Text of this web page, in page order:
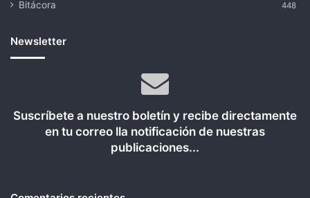
Bitácora 448
Newsletter
Suscríbete a nuestro boletín y recibe directamente
en tu correo lla notificación de nuestras
publicaciones...